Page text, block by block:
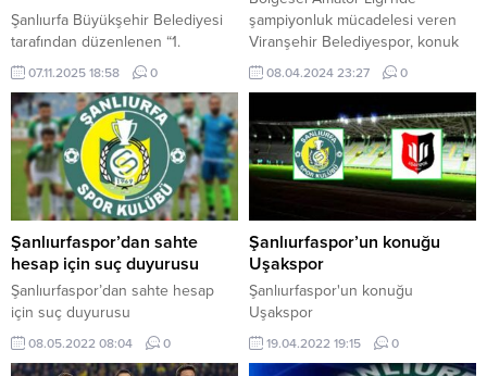
Şanlıurfa Büyükşehir Belediyesi
tarafından düzenlenen “1.
Göbeklitepe Tekerlekli Sandalye
Basketbol Turnuvası” sona erdi.
Üç gün süren turnuvada TSK
Rehabilitasyon, İzmir Büyükşehir,
Gazişehir Gaziantep ve Şanlıurfa
Büyükşehir takımları mücadele
etti. Başkan Mehmet Kasım
Gülpınar, “Kazanan dostluk oldu.
Bu turnuvayı geleneksel hale
getirerek Şanlıurfa’yı sporun
merkezi yapmayı hedefliyoruz,”
dedi. Şanlıurfa Büyükşehir
Belediyesi,...
07.11.2025 18:58 0
şampiyonluk mücadelesi veren
Viranşehir Belediyespor, konuk
ettiği Reyhanlıspor’u taraftarının
desteğiyle 2-1 yenerek,
şampiyonluk yolunda önemli bir
galibiyet aldı. Bölgesel Amatör
Ligi’nde 8. Grup’ta mücadele
eden Viranşehir Belediyespor,
ligin 22. Haftasında sahasında
geldi. Viranşehir İlçe
Stadyumu’nda oynanan
karşılaşmayı Viranşehir Belediye
Eş Başkanları Serhat Dicle...
08.04.2024 23:27 0
Şanlıurfaspor’dan sahte
hesap için suç duyurusu
Şanlıurfaspor’dan sahte hesap
için suç duyurusu
08.05.2022 08:04 0
Şanlıurfaspor’un konuğu
Uşakspor
Şanlıurfaspor'un konuğu
Uşakspor
19.04.2022 19:15 0